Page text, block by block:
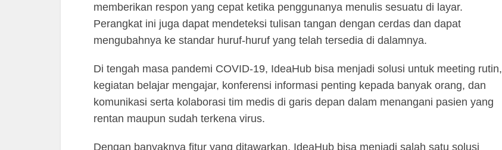
memberikan respon yang cepat ketika penggunanya menulis sesuatu di layar.
Perangkat ini juga dapat mendeteksi tulisan tangan dengan cerdas dan dapat
mengubahnya ke standar huruf-huruf yang telah tersedia di dalamnya.
Di tengah masa pandemi COVID-19, IdeaHub bisa menjadi solusi untuk meeting rutin,
kegiatan belajar mengajar, konferensi informasi penting kepada banyak orang, dan
komunikasi serta kolaborasi tim medis di garis depan dalam menangani pasien yang
rentan maupun sudah terkena virus.
Dengan banyaknya fitur yang ditawarkan, IdeaHub bisa menjadi salah satu solusi